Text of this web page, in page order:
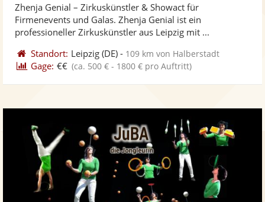
Zhenja Genial – Zirkuskünstler & Showact für
Firmenevents und Galas. Zhenja Genial ist ein
professioneller Zirkuskünstler aus Leipzig mit ...
Standort: Leipzig (DE) - 109 km von Halberstadt
Gage: €€ (ca. 500 € - 1800 € pro Auftritt)